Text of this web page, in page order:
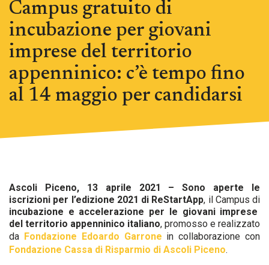
Campus gratuito di
incubazione per giovani
imprese del territorio
appenninico: c’è tempo fino
al 14 maggio per candidarsi
Ascoli Piceno, 13 aprile 2021 – Sono aperte le
iscrizioni per l’edizione 2021 di ReStartApp, il Campus di
incubazione e accelerazione per le giovani imprese
del territorio appenninico italiano, promosso e realizzato
da Fondazione Edoardo Garrone in collaborazione con
Fondazione Cassa di Risparmio di Ascoli Piceno.